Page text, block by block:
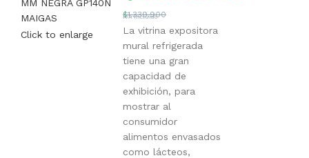
Click to enlarge
$1.339.900
IVA Incluido
La vitrina expositora
mural refrigerada
tiene una gran
capacidad de
exhibición, para
mostrar al
consumidor
alimentos envasados
como lácteos,